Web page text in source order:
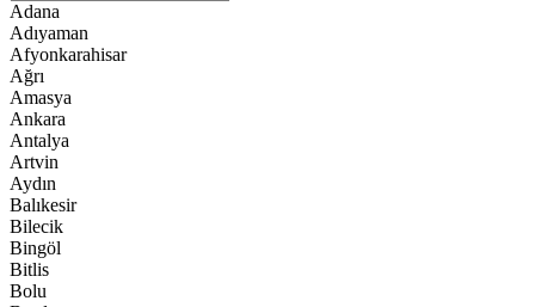
Adana
Adıyaman
Afyonkarahisar
Ağrı
Amasya
Ankara
Antalya
Artvin
Aydın
Balıkesir
Bilecik
Bingöl
Bitlis
Bolu